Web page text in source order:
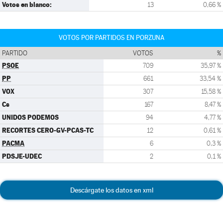
Votos en blanco: 13 0,66 %
VOTOS POR PARTIDOS EN PORZUNA
PARTIDO VOTOS %
PSOE 709 35,97 %
PP 661 33,54 %
VOX 307 15,58 %
Cs 167 8,47 %
UNIDOS PODEMOS 94 4,77 %
RECORTES CERO-GV-PCAS-TC 12 0,61 %
PACMA 6 0,3 %
PDSJE-UDEC 2 0,1 %
Descárgate los datos en xml